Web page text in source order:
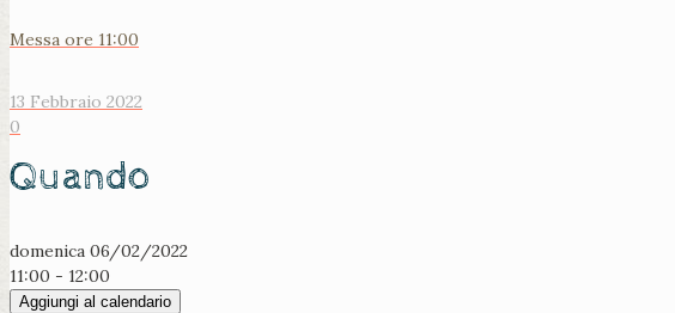
Messa ore 11:00
13 Febbraio 2022
0
Quando
domenica 06/02/2022
11:00 - 12:00
Aggiungi al calendario